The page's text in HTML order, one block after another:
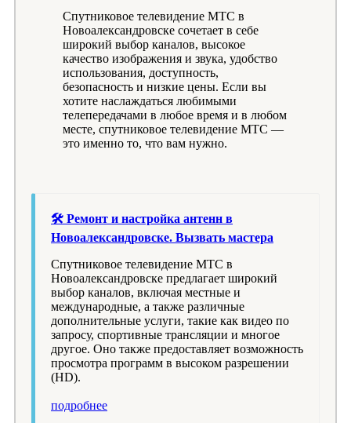
Спутниковое телевидение МТС в
Новоалександровске сочетает в себе
широкий выбор каналов, высокое
качество изображения и звука, удобство
использования, доступность,
безопасность и низкие цены. Если вы
хотите наслаждаться любимыми
телепередачами в любое время и в любом
месте, спутниковое телевидение МТС —
это именно то, что вам нужно.
🛠 Ремонт и настройка антенн в
Новоалександровске. Вызвать мастера
Спутниковое телевидение МТС в
Новоалександровске предлагает широкий
выбор каналов, включая местные и
международные, а также различные
дополнительные услуги, такие как видео по
запросу, спортивные трансляции и многое
другое. Оно также предоставляет возможность
просмотра программ в высоком разрешении
(HD).
подробнее